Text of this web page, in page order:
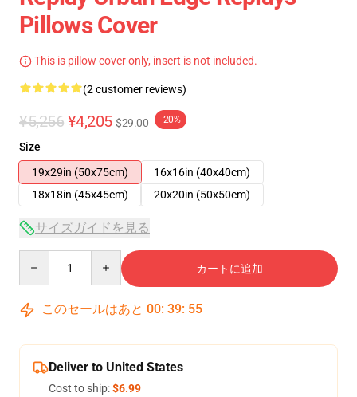
Pillows Cover
This is pillow cover only, insert is not included.
(2 customer reviews)
¥5,256 ¥4,205 $29.00 -20%
Size
19x29in (50x75cm)
16x16in (40x40cm)
18x18in (45x45cm)
20x20in (50x50cm)
サイズガイドを見る
カートに追加
このセールはあと 00: 39: 54
Deliver to United States
Cost to ship:$6.99